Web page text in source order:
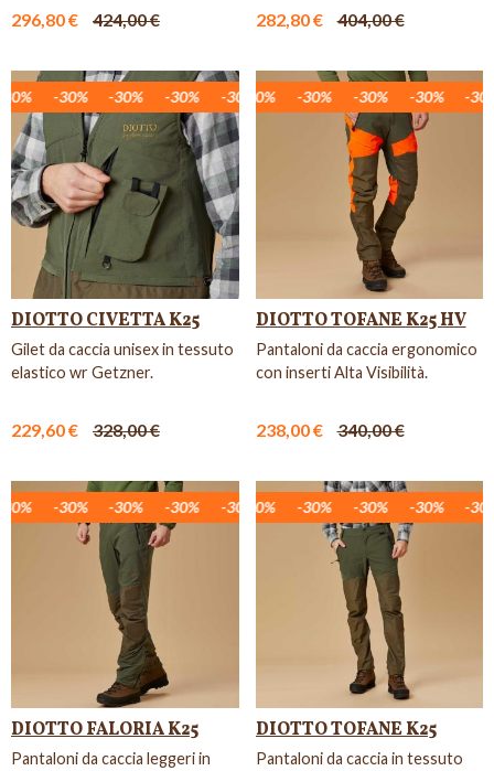
296,80 € 424,00 € 282,80 € 404,00 €
-30% -30% -30% -30% -30% -30% -30% -30%
DIOTTO CIVETTA K25
Gilet da caccia unisex in tessuto
elastico wr Getzner.
229,60 € 328,00 €
-30% -30% -30% -30% -30% -30% -30% -30% -30%
DIOTTO TOFANE K25 HV
Pantaloni da caccia ergonomico
con inserti Alta Visibilità.
238,00 € 340,00 €
-30% -30% -30% -30% -30% -30% -30% -30%
DIOTTO FALORIA K25
Pantaloni da caccia leggeri in
-30% -30% -30% -30% -30% -30% -30% -30% -30%
DIOTTO TOFANE K25
Pantaloni da caccia in tessuto